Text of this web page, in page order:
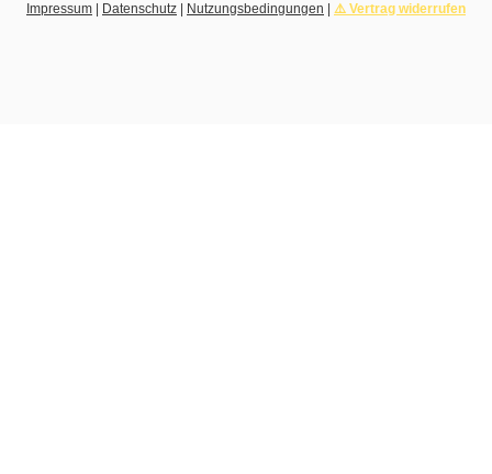
Impressum
Datenschutz Nutzungsbedingungen ⚠️ Vertrag widerrufen